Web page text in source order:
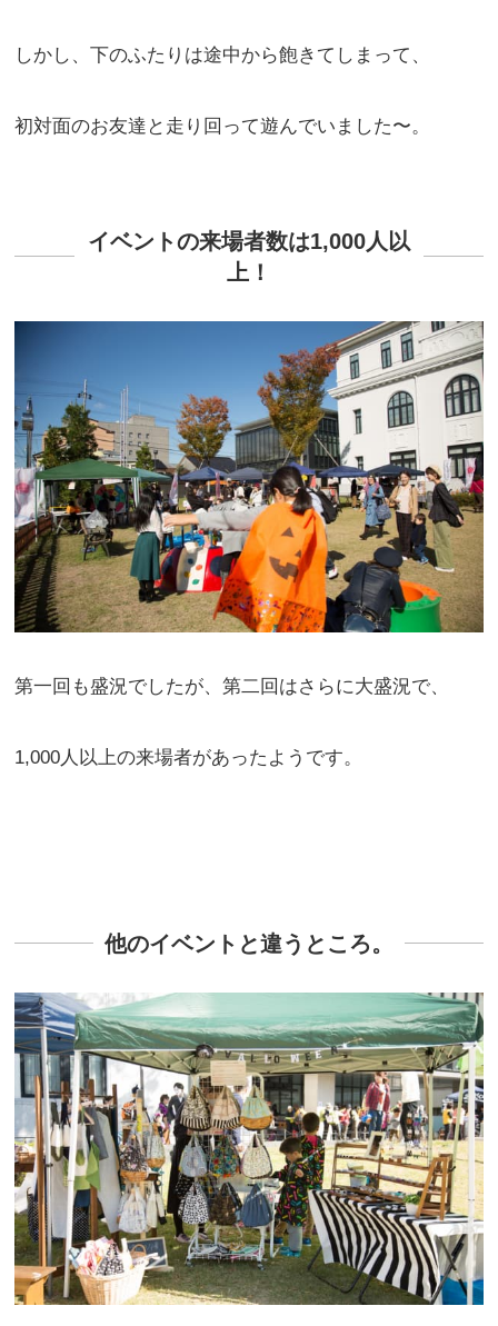
しかし、下のふたりは途中から飽きてしまって、
初対面のお友達と走り回って遊んでいました〜。
イベントの来場者数は1,000人以
上！
第一回も盛況でしたが、第二回はさらに大盛況で、
1,000人以上の来場者があったようです。
他のイベントと違うところ。